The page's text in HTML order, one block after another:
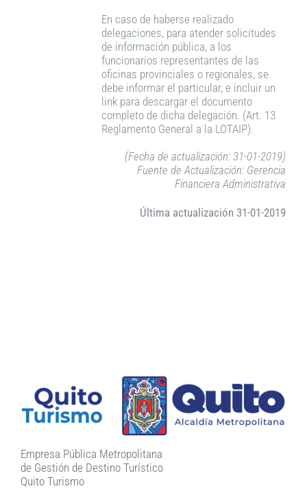
En caso de haberse realizado
delegaciones, para atender solicitudes
de información pública, a los
funcionarios representantes de las
oficinas provinciales o regionales, se
debe informar el particular, e incluir un
link para descargar el documento
completo de dicha delegación. (Art. 13
Reglamento General a la LOTAIP).
(Fecha de actualización: 31-01-2019)
Fuente de Actualización: Gerencia
Financiera Administrativa
Última actualización 31-01-2019
Empresa Pública Metropolitana
de Gestión de Destino Turístico
Quito Turismo